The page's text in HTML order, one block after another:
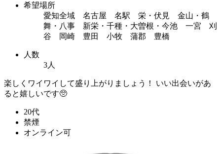
希望場所
愛知全域 名古屋 名駅 栄・伏見 金山・鶴
舞・八事 新栄・千種・大曽根・今池 一宮 刈
谷 岡崎 豊田 小牧 蒲郡 豊橋
人数
3人
楽しくワイワイして盛り上がりましょう！ いい出会いがあ
ると嬉しいです🥺
20代
禁煙
オンライン可